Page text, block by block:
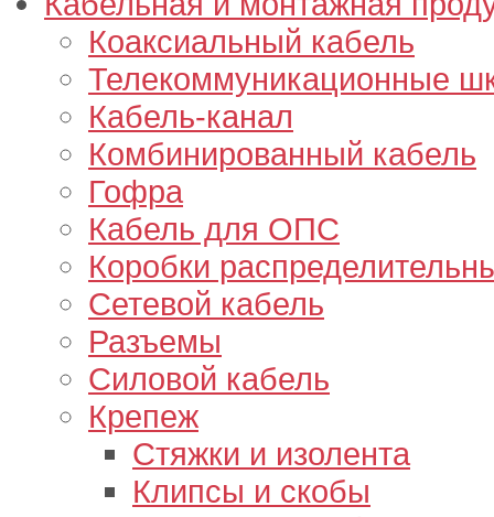
Коаксиальный кабель
Телекоммуникационные
Кабель-канал
Комбинированный кабель
Гофра
Кабель для ОПС
Коробки
Сетевой кабель
Разъемы
Силовой кабель
Крепеж
Стяжки и изолента
Клипсы и скобы